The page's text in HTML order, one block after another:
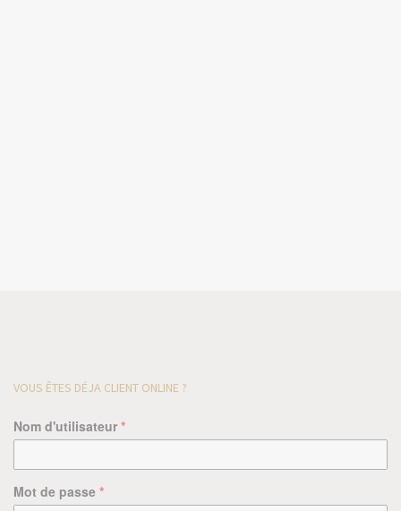
VOUS ÊTES DÉJA CLIENT ONLINE ?
Nom d'utilisateur *
Mot de passe *